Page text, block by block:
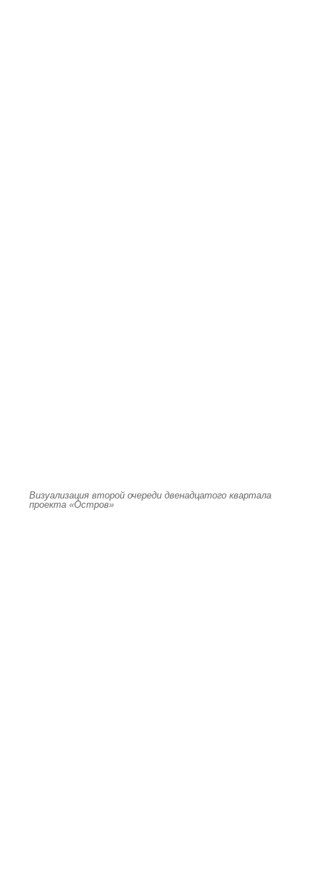
Визуализация второй очереди двенадцатого квартала
проекта «Остров»